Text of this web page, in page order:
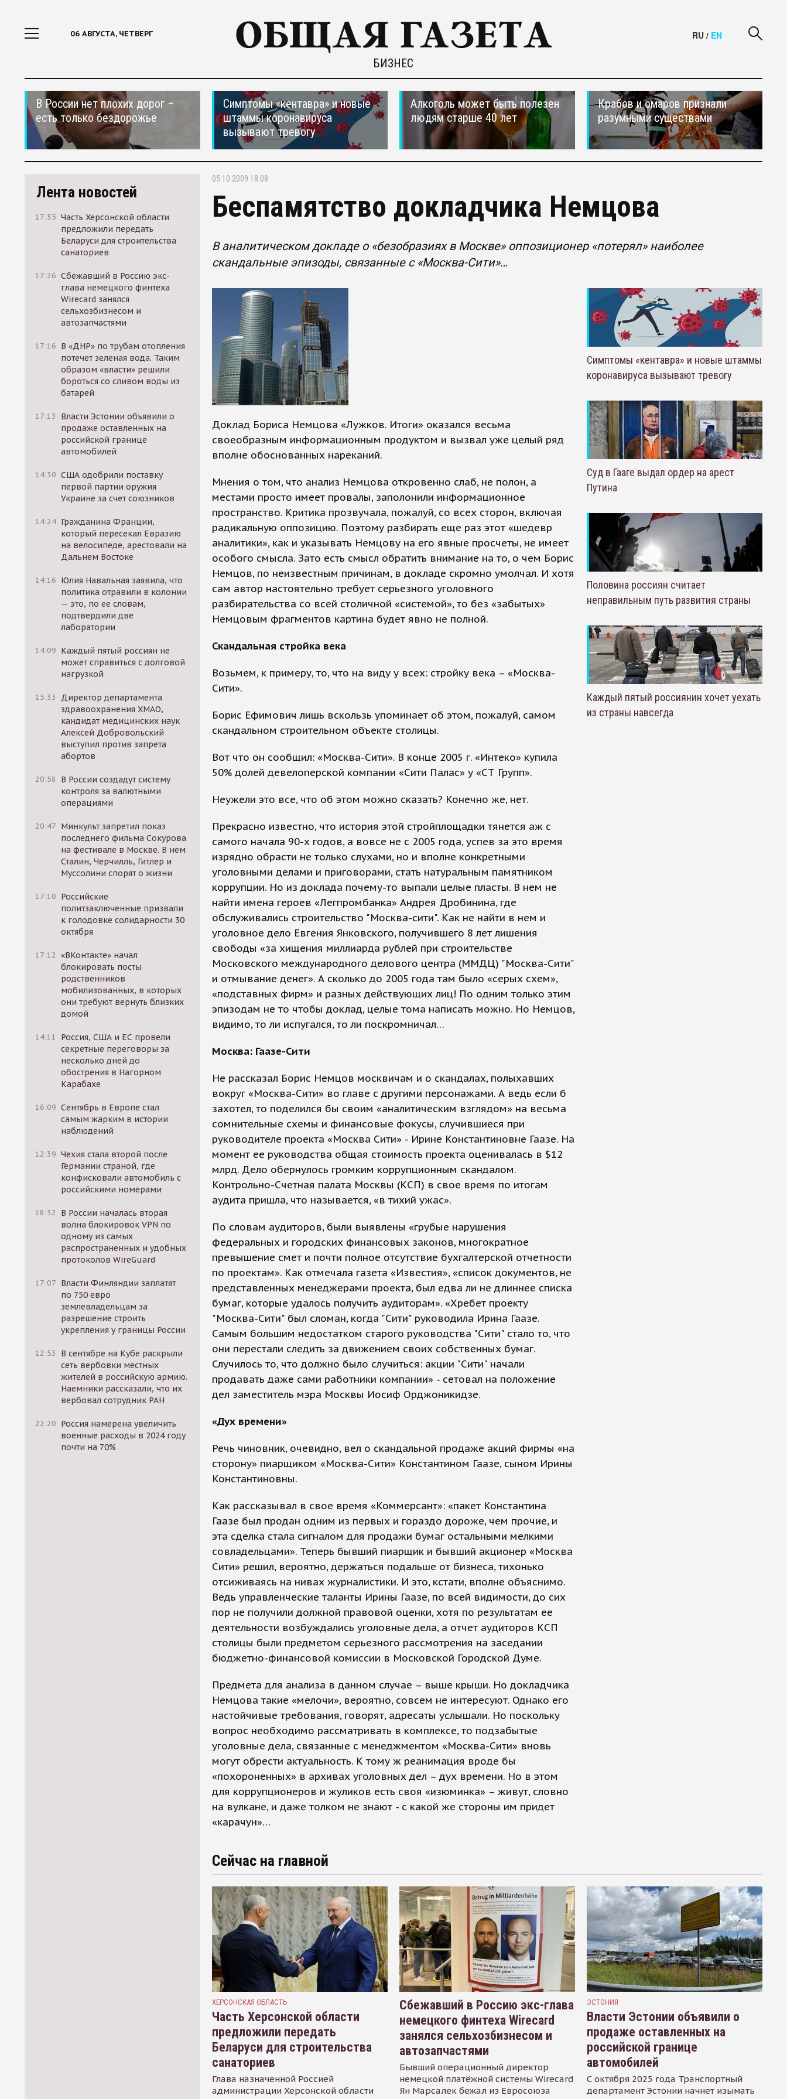
06 АВГУСТА, ЧЕТВЕРГ
БИЗНЕС
RU / EN
В России нет плохих дорог –
есть только бездорожье
Симптомы «кентавра» и новые
штаммы коронавируса
вызывают тревогу
Алкоголь может быть полезен
людям старше 40 лет
Крабов и омаров признали
разумными существами
Лента новостей
17:35 Часть Херсонской области
предложили передать
Беларуси для строительства
санаториев
17:26 Сбежавший в Россию экс-
глава немецкого финтеха
Wirecard занялся
сельхозбизнесом и
автозапчастями
17:16 В «ДНР» по трубам отопления
потечет зеленая вода. Таким
образом «власти» решили
бороться со сливом воды из
батарей
17:13
Власти Эстонии объявили о
продаже оставленных на
российской границе
автомобилей
14:30 США одобрили поставку
первой партии оружия
Украине за счет союзников
14:24 Гражданина Франции,
который пересекал Евразию
на велосипеде, арестовали на
Дальнем Востоке
14:16 Юлия Навальная заявила, что
политика отравили в колонии
— это, по ее словам,
подтвердили две
лаборатории
14:09 Каждый пятый россиян не
может справиться с долговой
нагрузкой
15:33
Директор департамента
здравоохранения ХМАО,
кандидат медицинских наук
Алексей Добровольский
выступил против запрета
абортов
20:58
В России создадут систему
контроля за валютными
операциями
20:47 Минкульт запретил показ
последнего фильма Сокурова
на фестивале в Москве. В нем
Сталин, Черчилль, Гитлер и
Муссолини спорят о жизни
17:10 Российские
политзаключенные призвали
к голодовке солидарности 30
октября
17:12 «ВКонтакте» начал
блокировать посты
родственников
мобилизованных, в которых
они требуют вернуть близких
домой
14:11
Россия, США и ЕС провели
секретные переговоры за
несколько дней до
обострения в Нагорном
Карабахе
16:09 Сентябрь в Европе стал
самым жарким в истории
наблюдений
12:39 Чехия стала второй после
Германии страной, где
конфисковали автомобиль с
российскими номерами
18:32
В России началась вторая
волна блокировок VPN по
одному из самых
распространенных и удобных
протоколов WireGuard
17:07 Власти Финляндии заплатят
по 750 евро
землевладельцам за
разрешение строить
укрепления у границы России
12:53
В сентябре на Кубе раскрыли
сеть вербовки местных
жителей в российскую армию.
Наемники рассказали, что их
вербовал сотрудник РАН
22:20 Россия намерена увеличить
военные расходы в 2024 году
почти на 70%
05.10.2009 18:08
Беспамятство докладчика Немцова
В аналитическом докладе о «безобразиях в Москве» оппозиционер «потерял» наиболее
скандальные эпизоды, связанные с «Москва-Сити»…
Доклад Бориса Немцова «Лужков. Итоги» оказался весьма
своеобразным информационным продуктом и вызвал уже целый ряд
вполне обоснованных нареканий.
Мнения о том, что анализ Немцова откровенно слаб, не полон, а
местами просто имеет провалы, заполонили информационное
пространство. Критика прозвучала, пожалуй, со всех сторон, включая
радикальную оппозицию. Поэтому разбирать еще раз этот «шедевр
аналитики», как и указывать Немцову на его явные просчеты, не имеет
особого смысла. Зато есть смысл обратить внимание на то, о чем Борис
Немцов, по неизвестным причинам, в докладе скромно умолчал. И хотя
сам автор настоятельно требует серьезного уголовного
разбирательства со всей столичной «системой», то без «забытых»
Немцовым фрагментов картина будет явно не полной.
Скандальная стройка века
Возьмем, к примеру, то, что на виду у всех: стройку века – «Москва-
Сити».
Борис Ефимович лишь вскользь упоминает об этом, пожалуй, самом
скандальном строительном объекте столицы.
Вот что он сообщил: «Москва-Сити». В конце 2005 г. «Интеко» купила
50% долей девелоперской компании «Сити Палас» у «СТ Групп».
Неужели это все, что об этом можно сказать? Конечно же, нет.
Прекрасно известно, что история этой стройплощадки тянется аж с
самого начала 90-х годов, а вовсе не с 2005 года, успев за это время
изрядно обрасти не только слухами, но и вполне конкретными
уголовными делами и приговорами, стать натуральным памятником
коррупции. Но из доклада почему-то выпали целые пласты. В нем не
найти имена героев «Легпромбанка» Андрея Дробинина, где
обслуживались строительство "Москва-сити". Как не найти в нем и
уголовное дело Евгения Янковского, получившего 8 лет лишения
свободы «за хищения миллиарда рублей при строительстве
Московского международного делового центра (ММДЦ) "Москва-Сити"
и отмывание денег». А сколько до 2005 года там было «серых схем»,
«подставных фирм» и разных действующих лиц! По одним только этим
эпизодам не то чтобы доклад, целые тома написать можно. Но Немцов,
видимо, то ли испугался, то ли поскромничал…
Москва: Гаазе-Сити
Не рассказал Борис Немцов москвичам и о скандалах, полыхавших
вокруг «Москва-Сити» во главе с другими персонажами. А ведь если б
захотел, то поделился бы своим «аналитическим взглядом» на весьма
сомнительные схемы и финансовые фокусы, случившиеся при
руководителе проекта «Москва Сити» - Ирине Константиновне Гаазе. На
момент ее руководства общая стоимость проекта оценивалась в $12
млрд. Дело обернулось громким коррупционным скандалом.
Контрольно-Счетная палата Москвы (КСП) в свое время по итогам
аудита пришла, что называется, «в тихий ужас».
По словам аудиторов, были выявлены «грубые нарушения
федеральных и городских финансовых законов, многократное
превышение смет и почти полное отсутствие бухгалтерской отчетности
по проектам». Как отмечала газета «Известия», «список документов, не
представленных менеджерами проекта, был едва ли не длиннее списка
бумаг, которые удалось получить аудиторам». «Хребет проекту
"Москва-Сити" был сломан, когда "Сити" руководила Ирина Гаазе.
Самым большим недостатком старого руководства "Сити" стало то, что
они перестали следить за движением своих собственных бумаг.
Случилось то, что должно было случиться: акции "Сити" начали
продавать даже сами работники компании» - сетовал на положение
дел заместитель мэра Москвы Иосиф Орджоникидзе.
«Дух времени»
Речь чиновник, очевидно, вел о скандальной продаже акций фирмы «на
сторону» пиарщиком «Москва-Сити» Константином Гаазе, сыном Ирины
Константиновны.
Как рассказывал в свое время «Коммерсант»: «пакет Константина
Гаазе был продан одним из первых и гораздо дороже, чем прочие, и
эта сделка стала сигналом для продажи бумаг остальными мелкими
совладельцами». Теперь бывший пиарщик и бывший акционер «Москва
Сити» решил, вероятно, держаться подальше от бизнеса, тихонько
отсиживаясь на нивах журналистики. И это, кстати, вполне объяснимо.
Ведь управленческие таланты Ирины Гаазе, по всей видимости, до сих
пор не получили должной правовой оценки, хотя по результатам ее
деятельности возбуждались уголовные дела, а отчет аудиторов КСП
столицы были предметом серьезного рассмотрения на заседании
бюджетно-финансовой комиссии в Московской Городской Думе.
Предмета для анализа в данном случае – выше крыши. Но докладчика
Немцова такие «мелочи», вероятно, совсем не интересуют. Однако его
настойчивые требования, говорят, адресаты услышали. Но поскольку
вопрос необходимо рассматривать в комплексе, то подзабытые
уголовные дела, связанные с менеджментом «Москва-Сити» вновь
могут обрести актуальность. К тому ж реанимация вроде бы
«похороненных» в архивах уголовных дел – дух времени. Но в этом
для коррупционеров и жуликов есть своя «изюминка» – живут, словно
на вулкане, и даже толком не знают - с какой же стороны им придет
«карачун»…
Симптомы «кентавра» и новые штаммы
коронавируса вызывают тревогу
Суд в Гааге выдал ордер на арест
Путина
Половина россиян считает
неправильным путь развития страны
Каждый пятый россиянин хочет уехать
из страны навсегда
Сейчас на главной
ХЕРСОНСКАЯ ОБЛАСТЬ
Часть Херсонской области
предложили передать
Беларуси для строительства
санаториев
Глава назначенной Россией
администрации Херсонской области
Сбежавший в Россию экс-глава
немецкого финтеха Wirecard
занялся сельхозбизнесом и
автозапчастями
Бывший операционный директор
немецкой платёжной системы Wirecard
Ян Марсалек бежал из Евросоюза
ЭСТОНИЯ
Власти Эстонии объявили о
продаже оставленных на
российской границе
автомобилей
С октября 2025 года Транспортный
департамент Эстонии начнет изымать